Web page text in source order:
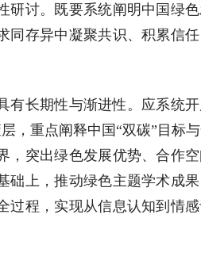
研讨。既要系统阐明中国绿
同存异中凝聚共识、积累信
有长期性与渐进性。应系统
，重点阐释中国“双碳”目标
，突出绿色发展优势、合作
础上，推动绿色主题学术成
过程，实现从信息认知到情